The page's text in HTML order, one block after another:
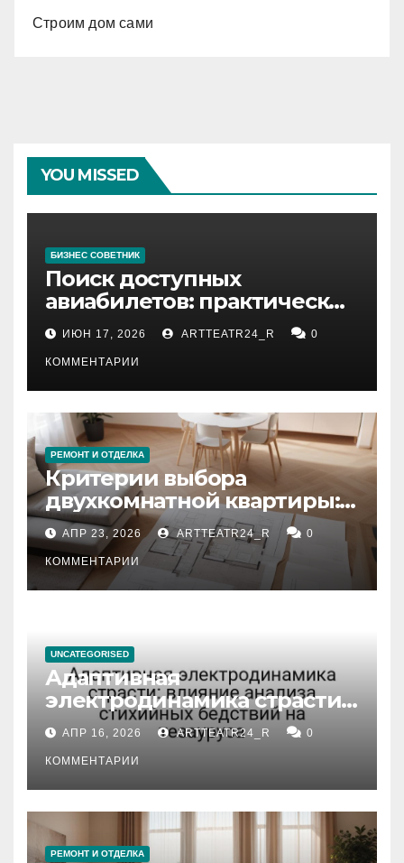
Строим дом сами
YOU MISSED
БИЗНЕС СОВЕТНИК
Поиск доступных
авиабилетов: практические
рекомендации
ИЮН 17, 2026 ARTTEATR24_R 0
КОММЕНТАРИИ
РЕМОНТ И ОТДЕЛКА
Критерии выбора
двухкомнатной квартиры:
планировка, площадь,
состояние и документация
АПР 23, 2026 ARTTEATR24_R 0
КОММЕНТАРИИ
UNCATEGORISED
Адаптивная
электродинамика страсти:
влияние анализа
стихийных бедствий на
тезауруса
АПР 16, 2026 ARTTEATR24_R 0
КОММЕНТАРИИ
РЕМОНТ И ОТДЕЛКА